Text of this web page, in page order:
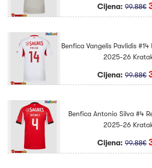
Cijena:99.88€
Benfica Vangelis Pavlidis #14
2025-26
Cijena:99.88€
Benfica Antonio Silva #4
2025-26
Cijena:99.88€